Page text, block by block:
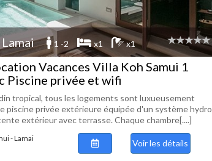
1 -2 x1 x1
Vacances Villa Koh Samui 1
Piscine privée et wifi
tropical, tous les logements sont luxueusement
piscine privée extérieure équipée d'un système hydro
extérieur avec terrasse. Chaque chambre[....]
- Lamai
Voir les détails